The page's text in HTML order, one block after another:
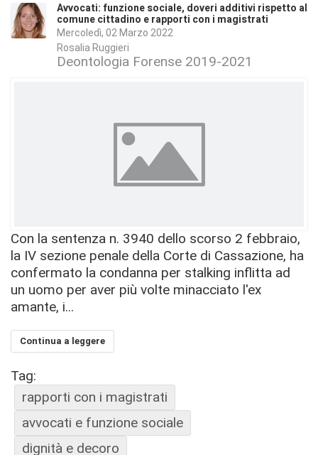
Avvocati: funzione sociale, doveri additivi rispetto al
comune cittadino e rapporti con i magistrati
Mercoledì, 02 Marzo 2022
Rosalia Ruggieri
Deontologia Forense 2019-2021
Con la sentenza n. 3940 dello scorso 2 febbraio,
la IV sezione penale della Corte di Cassazione, ha
confermato la condanna per stalking inflitta ad
un uomo per aver più volte minacciato l'ex
amante, i...
Continua a leggere
Tag:
rapporti con i magistrati
avvocati e funzione sociale
dignità e decoro